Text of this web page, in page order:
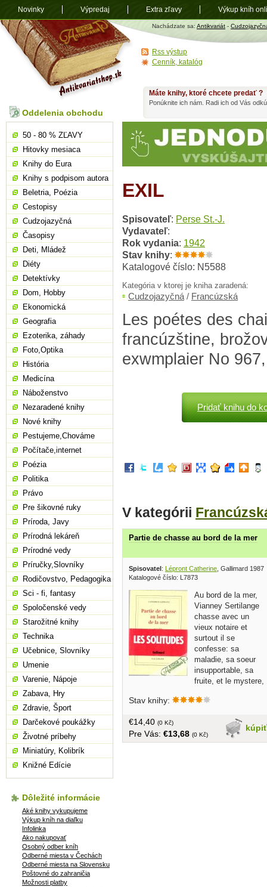
Antikvariát
shop.sk
Nachádzate sa: Antikvariát -
EXIL
Spisovateľ: Perse St.-J.
Vydavateľ:
Rok vydania: 1942
Stav knihy:
Katalogové číslo: N5588
Kategória v ktorej je kniha zaradená:
Cudzojazyčná / Francúzská
Les poétes des
francúzštine,
exwmplaier No
Pridať knihu do
V kategórii
Partie de chasse au bord de la mer
Spisovatel: Lépront Catherine , Gallimard 1987
Katalogové číslo: L7873
Au bord de la mer,
Vianney Sertilange
chasse avec un
vieux notaire et
surtout il se
confesse: sa
maladie, sa soeur
insupportable, sa
fruite, et le mystere,
brožovaná, 171 strán
Stav knihy:
kúpiť
€14,40 (0 Kč)
Pre Vás: €13,68 (0 Kč)
Máte knihy, ktoré chcete predať ?
Ponúknite ich nám. Radi ich od Vás
Oddelenia obchodu
50 - 80 % ZĽAVY
Hitovky mesiaca
Knihy do Eura
Knihy s podpisom autora
Beletria, Poézia
Cestopisy
Cudzojazyčná
Časopisy
Deti, Mládež
Diéty
Detektívky
Dom, Hobby
Ekonomická
Geografia
Ezoterika, záhady
Foto,Optika
História
Medicína
Náboženstvo
Nezaradené knihy
Nové knihy
Pestujeme,Chováme
Počítače,internet
Poézia
Politika
Právo
Pre šikovné ruky
Príroda, Javy
Prírodná lekáreň
Prírodné vedy
Príručky,Slovníky
Rodičovstvo, Pedagogika
Sci - fi, fantasy
Spoločenské vedy
Starožitné knihy
Technika
Učebnice, Slovníky
Umenie
Varenie, Nápoje
Zabava, Hry
Zdravie, Šport
Darčekové poukážky
Životné príbehy
Miniatúry, Kolibrík
Knižné Edície
Dôležité informácie
Aké knihy vykupujeme
Výkup kníh na diaľku
Infolinka
Ako nakupovať
Osobný odber kníh
Odberné miesta v Čechách
Odberné miesta na Slovensku
Poštovné do zahraničia
Možnosti platby
Rss výstup
Cenník, katalóg
Novinky Výpredaj Extra zľavy Výkup kníh